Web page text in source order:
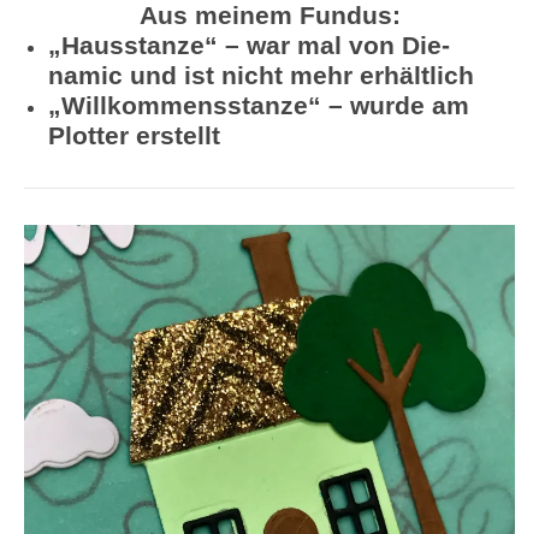
Aus meinem Fundus:
„Hausstanze“ – war mal von Die-
namic und ist nicht mehr erhältlich
„Willkommensstanze“ – wurde am
Plotter erstellt